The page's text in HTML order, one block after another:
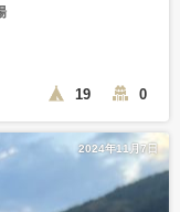
19 0
2024年11月7日